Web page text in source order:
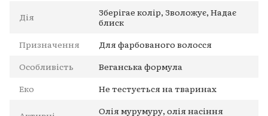
Дія
Зберігае колір, Зволожує, Надає
блиск
Призначення
Для фарбованого волосся
Особливість
Веганська формула
Еко
Не тестується на тваринах
Олія мурумуру, олія насіння